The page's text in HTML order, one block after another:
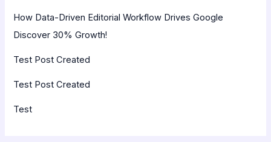
How Data-Driven Editorial Workflow Drives Google
Discover 30% Growth!
Test Post Created
Test Post Created
Test